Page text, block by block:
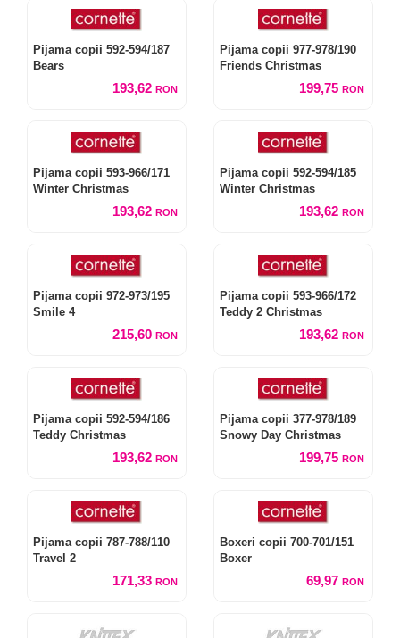
Pijama copii 592-594/187
Bears
193,62 RON
Pijama copii 977-978/190
Friends Christmas
199,75 RON
Pijama copii 593-966/171
Winter Christmas
193,62 RON
Pijama copii 592-594/185
Winter Christmas
193,62 RON
Pijama copii 972-973/195
Smile 4
215,60 RON
Pijama copii 593-966/172
Teddy 2 Christmas
193,62 RON
Pijama copii 592-594/186
Teddy Christmas
193,62 RON
Pijama copii 377-978/189
Snowy Day Christmas
199,75 RON
Pijama copii 787-788/110
Travel 2
171,33 RON
Boxeri copii 700-701/151
Boxer
69,97 RON